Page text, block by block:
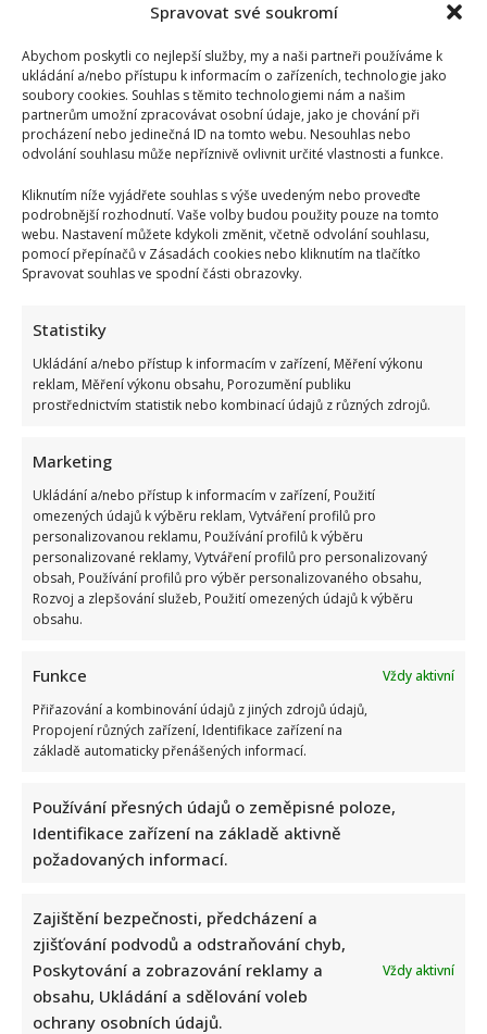
Spravovat své soukromí
Abychom poskytli co nejlepší služby, my a naši partneři používáme k
ukládání a/nebo přístupu k informacím o zařízeních, technologie jako
soubory cookies. Souhlas s těmito technologiemi nám a našim
partnerům umožní zpracovávat osobní údaje, jako je chování při
procházení nebo jedinečná ID na tomto webu. Nesouhlas nebo
odvolání souhlasu může nepříznivě ovlivnit určité vlastnosti a funkce.
Kliknutím níže vyjádřete souhlas s výše uvedeným nebo proveďte
podrobnější rozhodnutí. Vaše volby budou použity pouze na tomto
webu. Nastavení můžete kdykoli změnit, včetně odvolání souhlasu,
pomocí přepínačů v Zásadách cookies nebo kliknutím na tlačítko
Spravovat souhlas ve spodní části obrazovky.
Statistiky
Ukládání a/nebo přístup k informacím v zařízení, Měření výkonu
reklam, Měření výkonu obsahu, Porozumění publiku
prostřednictvím statistik nebo kombinací údajů z různých zdrojů.
Marketing
Ukládání a/nebo přístup k informacím v zařízení, Použití
omezených údajů k výběru reklam, Vytváření profilů pro
personalizovanou reklamu, Používání profilů k výběru
personalizované reklamy, Vytváření profilů pro personalizovaný
obsah, Používání profilů pro výběr personalizovaného obsahu,
Rozvoj a zlepšování služeb, Použití omezených údajů k výběru
obsahu.
Funkce
Vždy aktivní
Přiřazování a kombinování údajů z jiných zdrojů údajů,
Propojení různých zařízení, Identifikace zařízení na
základě automaticky přenášených informací.
Používání přesných údajů o zeměpisné poloze,
Identifikace zařízení na základě aktivně
požadovaných informací.
Zajištění bezpečnosti, předcházení a
zjišťování podvodů a odstraňování chyb,
Poskytování a zobrazování reklamy a
obsahu, Ukládání a sdělování voleb
ochrany osobních údajů.
Vždy aktivní
DEKORACE A DOPLŇKY FAIR TRADE
Nikol Bláhová
SOUVISEJÍCÍ ČLÁNKY
Celebrity
Kristýna Leichtová se zastala kojení na veřejnosti
pomocí kontroverzní fotky: Bude prý bojovat celý
týden
Celebrity
Marek Ztracený zrušil velkolepé finále svého
koncertu na Letné